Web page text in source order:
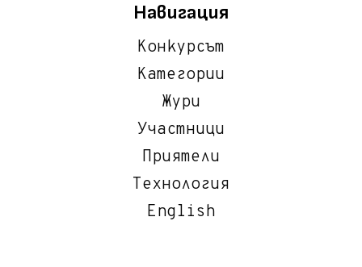
Навигация
Конкурсът
Категории
Жури
Участници
Приятели
Технология
English